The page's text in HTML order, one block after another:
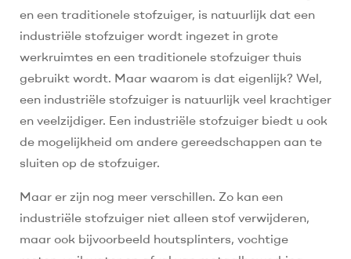
en een traditionele stofzuiger, is natuurlijk dat een
industriële stofzuiger wordt ingezet in grote
werkruimtes en een traditionele stofzuiger thuis
gebruikt wordt. Maar waarom is dat eigenlijk? Wel,
een industriële stofzuiger is natuurlijk veel krachtiger
en veelzijdiger. Een industriële stofzuiger biedt u ook
de mogelijkheid om andere gereedschappen aan te
sluiten op de stofzuiger.
Maar er zijn nog meer verschillen. Zo kan een
industriële stofzuiger niet alleen stof verwijderen,
maar ook bijvoorbeeld houtsplinters, vochtige